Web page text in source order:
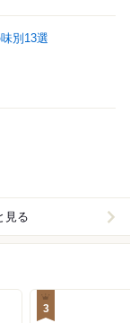
別13選
見る
3